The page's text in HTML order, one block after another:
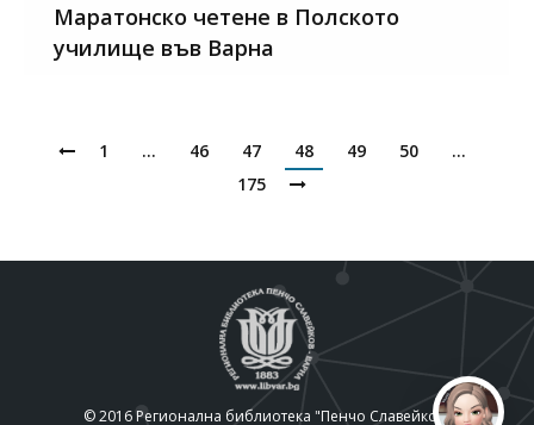
Маратонско четене в Полското
училище във Варна
1 … 46 47 48 49 50
…
175
© 2016 Регионална библиотека "Пенчо Славейков"